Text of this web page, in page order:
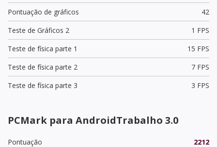
Pontuação de gráficos
42
Teste de Gráficos 2
1 FPS
Teste de física parte 1
15 FPS
Teste de física parte 2
7 FPS
Teste de física parte 3
3 FPS
PCMark para AndroidTrabalho 3.0
Pontuação
2212